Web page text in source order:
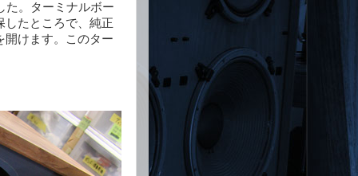
た。ターミナルボー
したところで、純正
開けます。このター